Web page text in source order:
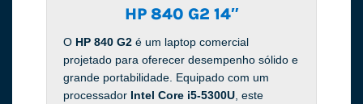
HP 840 G2 14″
O HP 840 G2é um laptop comercial
projetado para oferecer desempenho sólido e
grande portabilidade. Equipado com um
processador Intel Core i5-5300U, este